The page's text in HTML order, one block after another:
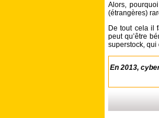
Alors,
(étrangères)
De tout cela il
peut qu’être
superstock, qui
En 2013,